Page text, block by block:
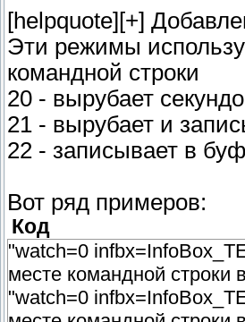
[helpquote][+]
Эти режимы
командной строки
20 - вырубает
21 - вырубает и
22 - записывает в
Вот ряд примеров:
Код
"watch=0
месте командной строки
"watch=0